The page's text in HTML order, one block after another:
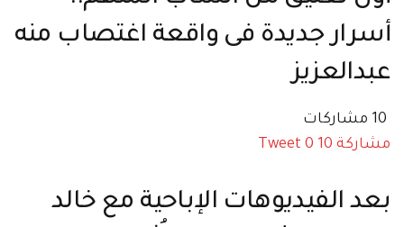
أسرار جديدة فى واقعة اغتصاب منه
عبدالعزيز
مشاركة 10
Tweet 0
بعد الفيديوهات الإباحية مع خالد